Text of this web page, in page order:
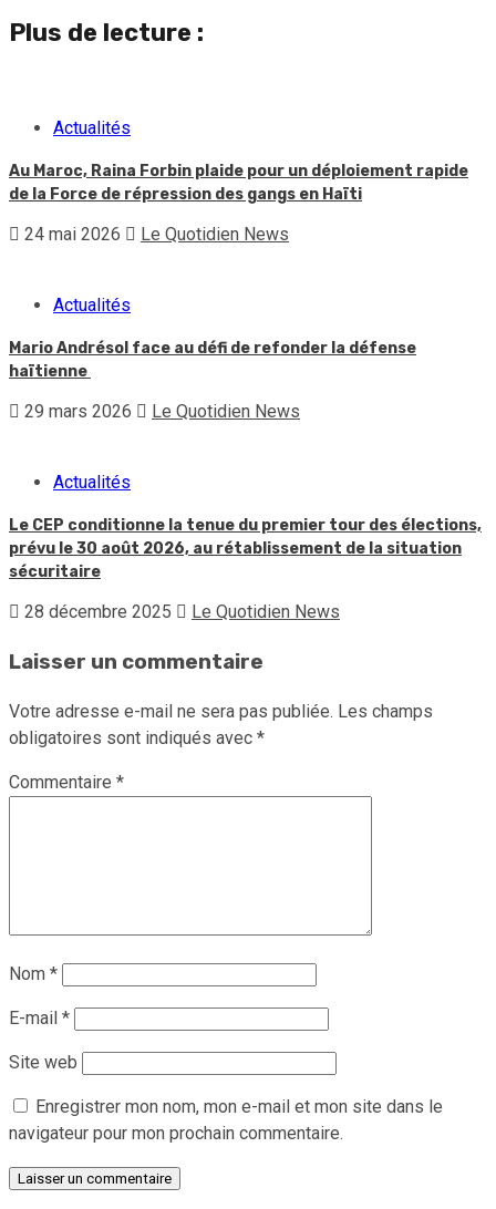
Plus de lecture :
Actualités
Au Maroc, Raina Forbin plaide pour un déploiement rapide
de la Force de répression des gangs en Haïti
24 mai 2026 Le Quotidien News
Actualités
Mario Andrésol face au défi de refonder la défense
haïtienne
29 mars 2026 Le Quotidien News
Actualités
Le CEP conditionne la tenue du premier tour des élections,
prévu le 30 août 2026, au rétablissement de la situation
sécuritaire
28 décembre 2025 Le Quotidien News
Laisser un commentaire
Votre adresse e-mail ne sera pas publiée. Les champs
obligatoires sont indiqués avec *
Commentaire *
Nom *
E-mail *
Site web
Enregistrer mon nom, mon e-mail et mon site dans le
navigateur pour mon prochain commentaire.